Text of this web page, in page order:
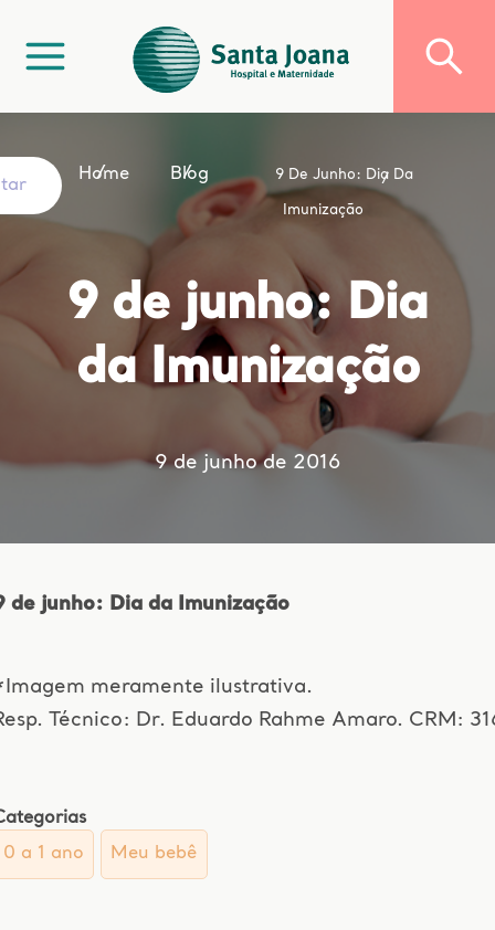
Home Blog 9 De Junho: Dia Da
Imunização
9 de junho: Dia
da Imunização
9 de junho de 2016
de junho: Dia da Imunização
meramente ilustrativa.
Técnico: Dr. Eduardo Rahme Amaro. CRM:
0 a 1 ano
Meu bebê